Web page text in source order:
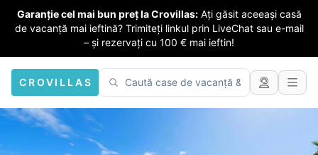
Garanție cel mai bun preț la Crovillas: Ați găsit aceeași casă
de vacanță mai ieftină? Trimiteți linkul prin LiveChat sau e-mail
– și rezervați cu 100 € mai ieftin!
CROVILLAS